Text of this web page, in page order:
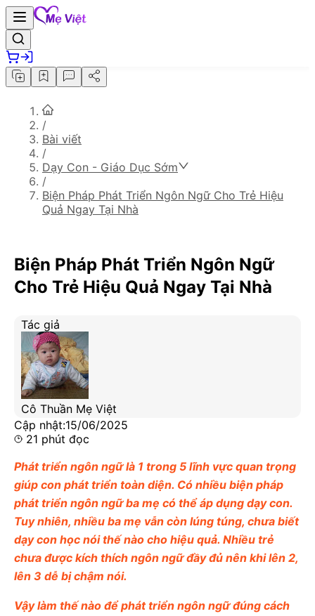
/
Bài viết
/
Dạy Con - Giáo Dục Sớm
/
Biện Pháp Phát Triển Ngôn Ngữ Cho Trẻ Hiệu
Quả Ngay Tại Nhà
Biện Pháp Phát Triển Ngôn Ngữ
Cho Trẻ Hiệu Quả Ngay Tại Nhà
Tác giả
Cô Thuần Mẹ Việt
Cập nhật:15/06/2025
21 phút đọc
Phát triển ngôn ngữ là 1 trong 5 lĩnh vực quan trọng
giúp con phát triển toàn diện. Có nhiều biện pháp
phát triển ngôn ngữ ba mẹ có thể áp dụng dạy con.
Tuy nhiên, nhiều ba mẹ vẫn còn lúng túng, chưa biết
dạy con học nói thế nào cho hiệu quả. Nhiều trẻ
chưa được kích thích ngôn ngữ đầy đủ nên khi lên 2,
lên 3 dễ bị chậm nói.
Vậy làm thế nào để phát triển ngôn ngữ đúng cách